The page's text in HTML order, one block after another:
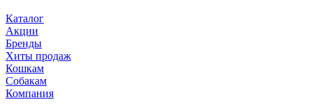
Каталог
Акции
Бренды
Хиты продаж
Кошкам
Собакам
Компания